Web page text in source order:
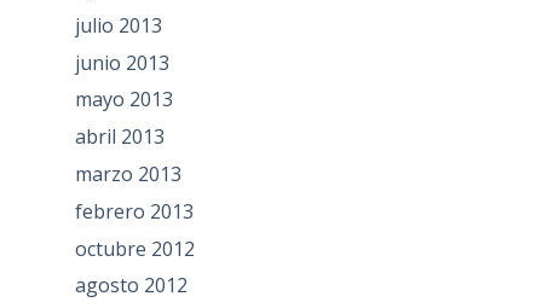
julio 2013
junio 2013
mayo 2013
abril 2013
marzo 2013
febrero 2013
octubre 2012
agosto 2012